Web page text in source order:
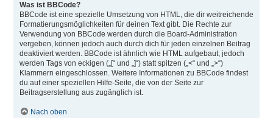
Was ist BBCode?
BBCode ist eine spezielle Umsetzung von HTML, die dir weitreichende
Formatierungsmöglichkeiten für deinen Text gibt. Die Rechte zur
Verwendung von BBCode werden durch die Board-Administration
vergeben, können jedoch auch durch dich für jeden einzelnen Beitrag
deaktiviert werden. BBCode ist ähnlich wie HTML aufgebaut, jedoch
werden Tags von eckigen („[“ und „]“) statt spitzen („<“ und „>“)
Klammern eingeschlossen. Weitere Informationen zu BBCode findest
du auf einer speziellen Hilfe-Seite, die von der Seite zur
Beitragserstellung aus zugänglich ist.
Nach oben